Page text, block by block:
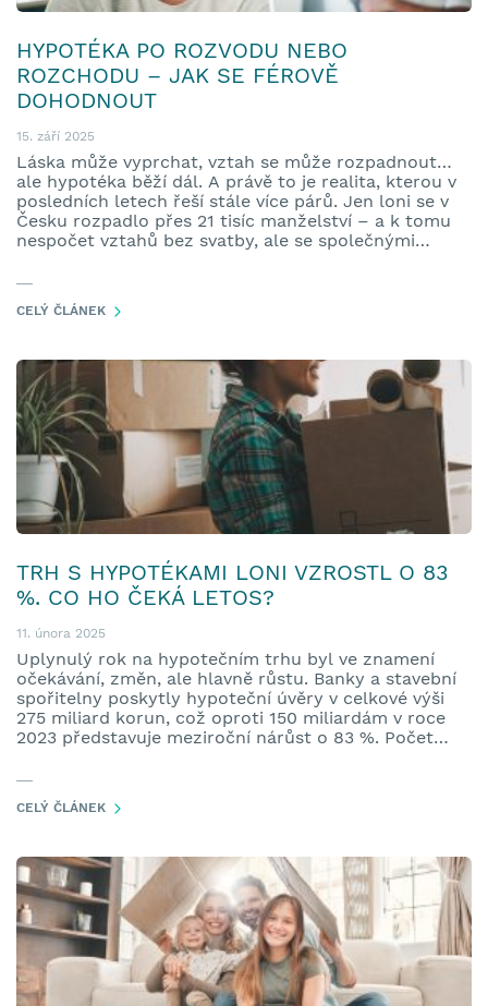
HYPOTÉKA PO ROZVODU NEBO
ROZCHODU – JAK SE FÉROVĚ
DOHODNOUT
15. září 2025
Láska může vyprchat, vztah se může rozpadnout…
ale hypotéka běží dál. A právě to je realita, kterou v
posledních letech řeší stále více párů. Jen loni se v
Česku rozpadlo přes 21 tisíc manželství – a k tomu
nespočet vztahů bez svatby, ale se společnými
CELÝ ČLÁNEK
TRH S HYPOTÉKAMI LONI VZROSTL O 83
%. CO HO ČEKÁ LETOS?
11. února 2025
Uplynulý rok na hypotečním trhu byl ve znamení
očekávání, změn, ale hlavně růstu. Banky a stavební
spořitelny poskytly hypoteční úvěry v celkové výši
275 miliard korun, což oproti 150 miliardám v roce
2023 představuje meziroční nárůst o 83 %. Počet
pokles úrokových sazeb příjemně ovlivnil splátky
nových hypoték, růst cen nemovitostí způsobil, že si
lidé museli brát výrazně vyšší úvěry.
CELÝ ČLÁNEK